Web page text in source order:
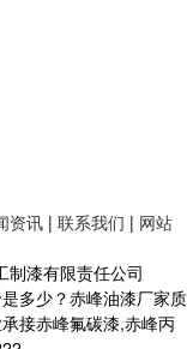
资讯 | 联系我们 | 网站
制漆有限责任公司
多少？赤峰油漆厂家质
接赤峰氟碳漆,赤峰丙